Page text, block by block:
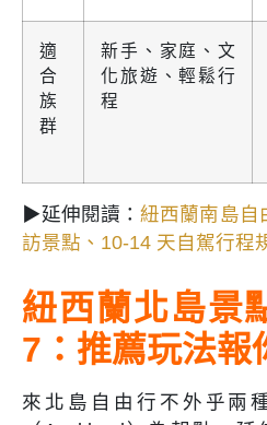
適
合
族
群
新手、家庭、文
化旅遊、輕鬆行
程
▶延伸閱讀：紐西蘭南島自
訪景點、10-14 天自駕行程
紐西蘭北島景
7：推薦玩法報
來北島自由行不外乎兩